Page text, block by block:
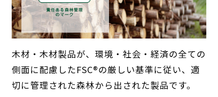
木材・木材製品が、環境・社会・経済の全ての
側面に配慮したFSC®の厳しい基準に従い、適
切に管理された森林から出された製品です。